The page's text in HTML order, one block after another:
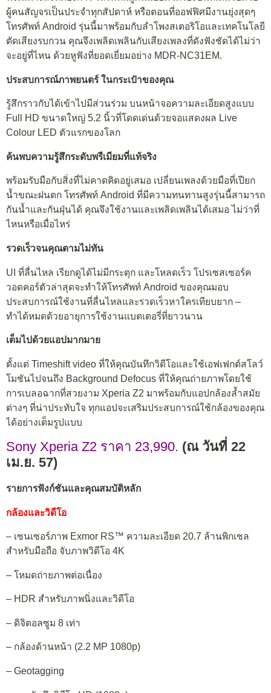
ผู้คนสัญจรเป็นประจำทุกสัปดาห์ หรือตอนที่ออฟฟิศมีงานยุ่งสุดๆ
โทรศัพท์ Android รุ่นนี้มาพร้อมกับลำโพงสเตอริโอและเทคโนโลยี
ตัดเสียงรบกวน คุณจึงเพลิดเพลินกับเสียงเพลงที่ดังฟังชัดได้ไม่ว่า
จะอยู่ที่ไหน ด้วยหูฟังที่ยอดเยี่ยมอย่าง MDR-NC31EM.
ประสบการณ์ภาพยนตร์ ในกระเป๋าของคุณ
รู้สึกราวกับได้เข้าไปมีส่วนร่วม บนหน้าจอความละเอียดสูงแบบ
Full HD ขนาดใหญ่ 5.2 นิ้วที่โดดเด่นด้วยจอแสดงผล Live
Colour LED ตัวแรกของโลก
ค้นพบความรู้สึกระดับพรีเมียมที่แท้จริง
พร้อมรับมือกับสิ่งที่ไม่คาดคิดอยู่เสมอ เปลี่ยนเพลงด้วยมือที่เปียก
น้ำขณะฝนตก โทรศัพท์ Android ที่มีความทนทานสูงรุ่นนี้สามารถ
กันน้ำและกันฝุ่นได้ คุณจึงใช้งานและเพลิดเพลินได้เสมอ ไม่ว่าที่
ไหนหรือเมื่อไหร่
รวดเร็วจนคุณตามไม่ทัน
UI ที่ลื่นไหล เรียกดูได้ไม่มีกระตุก และโหลดเร็ว โปรเซสเซอร์ค
วอดคอร์ตัวล่าสุดจะทำให้โทรศัพท์ Android ของคุณมอบ
ประสบการณ์ใช้งานที่ลื่นไหลและรวดเร็วหาใครเทียบยาก –
ทำได้หมดด้วยอายุการใช้งานแบตเตอรี่ที่ยาวนาน
เต็มไปด้วยแอปมากมาย
ตั้งแต่ Timeshift video ที่ให้คุณบันทึกวิดีโอและใช้เอฟเฟกต์สโลว์
โมชันไปจนถึง Background Defocus ที่ให้คุณถ่ายภาพโดยใช้
การเบลอฉากที่สวยงาม Xperia Z2 มาพร้อมกับแอปกล้องล้ำสมัย
ต่างๆ ที่น่าประทับใจ ทุกแอปจะเสริมประสบการณ์ใช้กล้องของคุณ
ได้อย่างเต็มรูปแบบ
Sony Xperia Z2 ราคา 23,990. (ณ วันที่ 22
เม.ย. 57)
รายการฟังก์ชันและคุณสมบัติหลัก
กล้องและวิดีโอ
– เซนเซอร์ภาพ Exmor RS™ ความละเอียด 20.7 ล้านพิกเซล
สำหรับมือถือ จับภาพวิดีโอ 4K
– โหมดถ่ายภาพต่อเนื่อง
– HDR สำหรับภาพนิ่งและวิดีโอ
– ดิจิตอลซูม 8 เท่า
– กล้องด้านหน้า (2.2 MP 1080p)
– Geotagging